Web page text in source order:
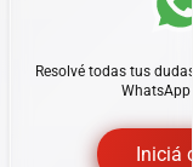
Resolvé todas tus
Iniciá